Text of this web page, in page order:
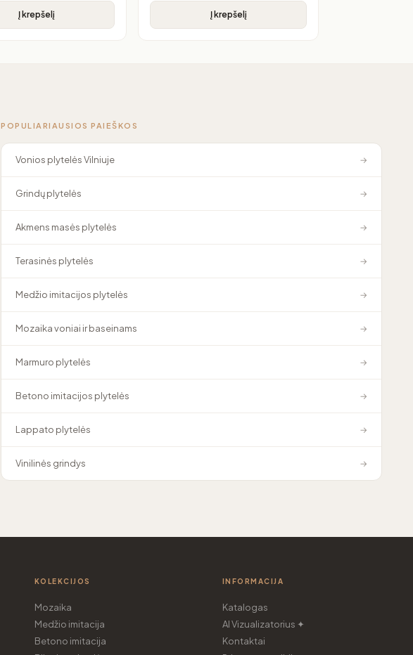
Į krepšelį Į krepšelį
POPULIARIAUSIOS PAIEŠKOS
Vonios plytelės Vilniuje →
Grindų plytelės →
Akmens masės plytelės →
Terasinės plytelės →
Medžio imitacijos plytelės →
Mozaika voniai ir baseinams →
Marmuro plytelės →
Betono imitacijos plytelės →
Lappato plytelės →
Vinilinės grindys →
KOLEKCIJOS
Mozaika
Medžio imitacija
Betono imitacija
INFORMACIJA
Katalogas
AI Vizualizatorius ✦
Kontaktai